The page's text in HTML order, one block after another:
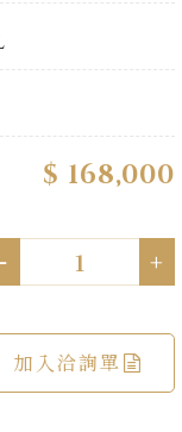
$ 168,000
+
加入洽詢單